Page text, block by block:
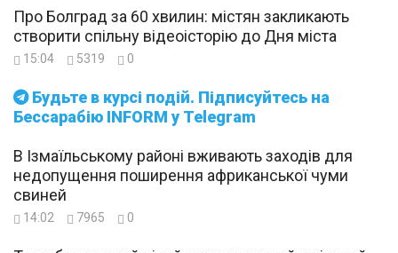
Будьте в курсі подій. Підписуйтесь на
Бессарабію INFORM у Telegram
Про Болград за 60 хвилин: містян закликають
створити спільну відеоісторію до Дня міста
15:04 5319 0
В Ізмаїльському районі вживають заходів для
недопущення поширення африканської чуми
свиней
14:02 7965 0